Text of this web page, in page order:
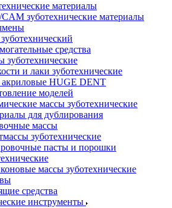
материалы
зуботехнические материалы
средства
зуботехнические
и лаки зуботехнические
HUGE DENT
моделей
массы зуботехнические
для дублирования
массы
зуботехнические
пасты и порошки
массы зуботехнические
средства
инструменты